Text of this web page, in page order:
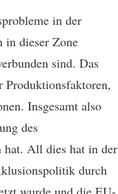
in der
in dieser Zone
sind. Das
Insgesamt also
des
hat. All dies hat in der
durch